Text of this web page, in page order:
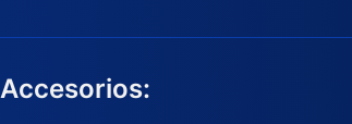
Accesorios: